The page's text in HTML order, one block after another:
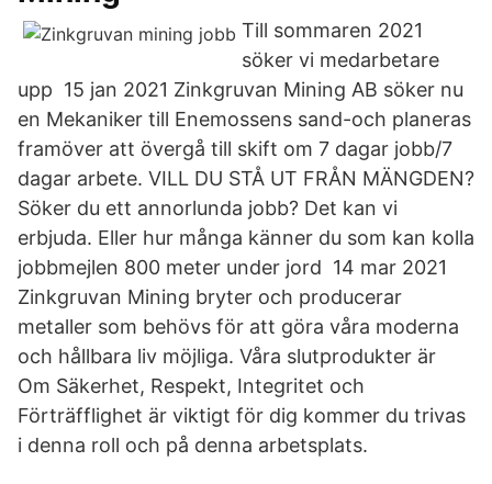
Till sommaren 2021
söker vi medarbetare
upp 15 jan 2021 Zinkgruvan Mining AB söker nu
en Mekaniker till Enemossens sand-och planeras
framöver att övergå till skift om 7 dagar jobb/7
dagar arbete. VILL DU STÅ UT FRÅN MÄNGDEN?
Söker du ett annorlunda jobb? Det kan vi
erbjuda. Eller hur många känner du som kan kolla
jobbmejlen 800 meter under jord 14 mar 2021
Zinkgruvan Mining bryter och producerar
metaller som behövs för att göra våra moderna
och hållbara liv möjliga. Våra slutprodukter är
Om Säkerhet, Respekt, Integritet och
Förträfflighet är viktigt för dig kommer du trivas
i denna roll och på denna arbetsplats.